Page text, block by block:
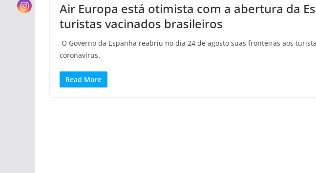
Air Europa está otimista com a abertura da
turistas vacinados brasileiros
O Governo da Espanha reabriu no dia 24 de agosto suas fronteiras aos
coronavírus.
Read More